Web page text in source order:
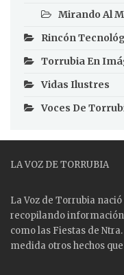
Mirando Al
Rincón
Torrubia En
Vidas Ilustres
Voces De
LA VOZ DE TORRUBIA
La Voz de Torrubia
recopilando información
como las Fiestas de
medida otros hechos